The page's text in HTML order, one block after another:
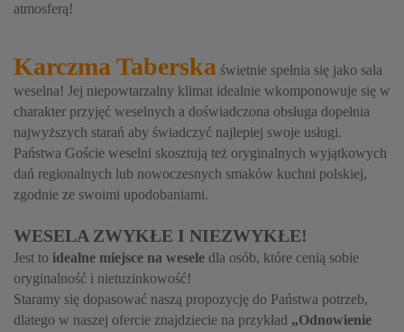
atmosferą!
Karczma Taberska świetnie spełnia się jako sala
weselna! Jej niepowtarzalny klimat idealnie wkomponowuje się w
charakter przyjęć weselnych a doświadczona obsługa dopełnia
najwyższych starań aby świadczyć najlepiej swoje usługi.
Państwa Goście weselni skosztują też oryginalnych wyjątkowych
dań regionalnych lub nowoczesnych smaków kuchni polskiej,
zgodnie ze swoimi upodobaniami.
WESELA ZWYKŁE I NIEZWYKŁE!
Jest to idealne miejsce na wesele dla osób, które cenią sobie
oryginalność i nietuzinkowość!
Staramy się dopasować naszą propozycję do Państwa potrzeb,
dlatego w naszej ofercie znajdziecie na przykład „Odnowienie